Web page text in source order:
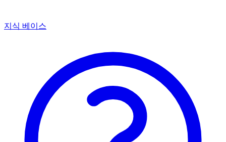
지식 베이스